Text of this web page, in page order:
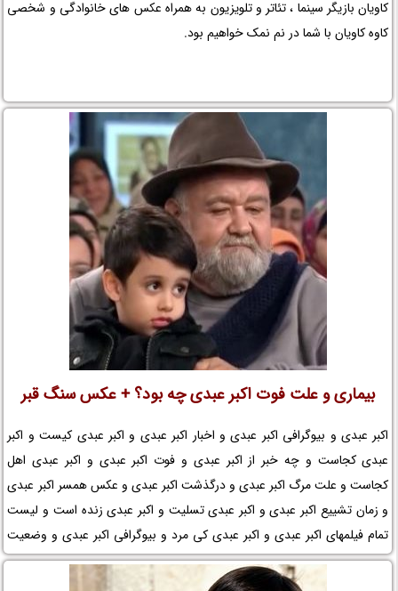
کاویان بازیگر سینما ، تئاتر و تلویزیون به همراه عکس های خانوادگی و شخصی
کاوه کاویان با شما در نم نمک خواهیم بود.
بیماری و علت فوت اکبر عبدی چه بود؟ + عکس سنگ قبر
اکبر عبدی و بیوگرافی اکبر عبدی و اخبار اکبر عبدی و اکبر عبدی کیست و اکبر
عبدی کجاست و چه خبر از اکبر عبدی و فوت اکبر عبدی و اکبر عبدی اهل
کجاست و علت مرگ اکبر عبدی و درگذشت اکبر عبدی و عکس همسر اکبر عبدی
و زمان تشییع اکبر عبدی و اکبر عبدی تسلیت و اکبر عبدی زنده است و لیست
تمام فیلمهای اکبر عبدی و اکبر عبدی کی مرد و بیوگرافی اکبر عبدی و وضعیت
اکبر عبدی و وضعیت اکبر عبدی در بیمارستان در نم نمک.